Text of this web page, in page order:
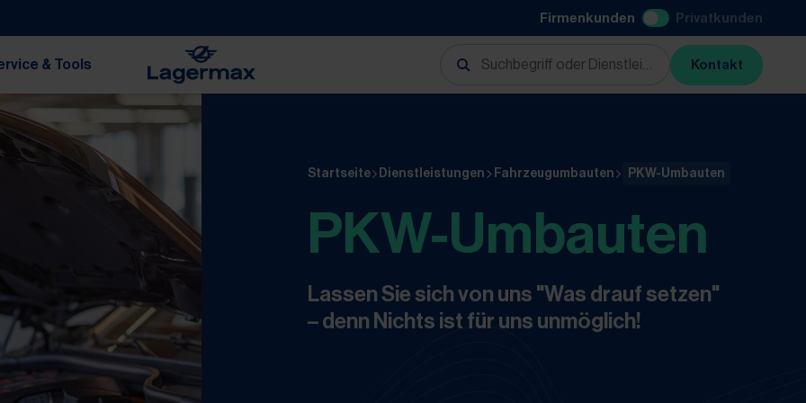
Firmenkunden Privatkunden
& Tools Kontakt
Startseite Dienstleistungen Fahrzeugumbauten PKW-Umbauten
PKW-Umbauten
Lassen Sie sich von uns "Was drauf setzen"
– denn Nichts ist für uns unmöglich!